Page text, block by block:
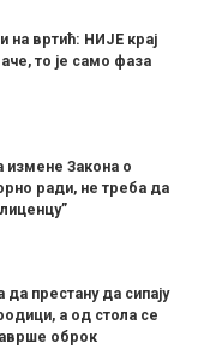
на вртић: НИЈЕ крај
то је само фаза
Закона о
ради, не треба да
престану да сипају
а од стола се
оброк